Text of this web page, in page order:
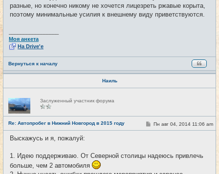
н
и
разные, но конечно никому не хочется лицезреть ржавые корыта,
поэтому минимальные усилия к внешнему виду приветствуются.
Моя анкета
На Drive'e
Вернуться к началу
Наиль
Н
е
в
с
е
т
и
Заслуженный участник форума
Re: Автопробег в Нижний Новгород в 2015 году #8
С
о
н
Пн авг 04, 2014 11:06 am
Выскажусь и я, пожалуй:
1. Идею поддерживаю. От Северной столицы надеюсь привлечь
больше, чем 2 автомобиля